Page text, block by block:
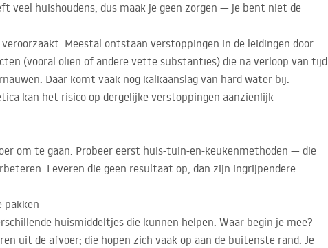
huishoudens, dus maak je geen zorgen — je bent niet de
Meestal ontstaan verstoppingen in de leidingen door
(vooral oliën of andere vette substanties) die na verloop van tijd
Daar komt vaak nog kalkaanslag van hard water bij.
kan het risico op dergelijke verstoppingen aanzienlijk
om te gaan. Probeer eerst huis-tuin-en-keukenmethoden — die
Leveren die geen resultaat op, dan zijn ingrijpendere
pakken
huismiddeltjes die kunnen helpen. Waar begin je mee?
uit de afvoer; die hopen zich vaak op aan de buitenste rand. Je